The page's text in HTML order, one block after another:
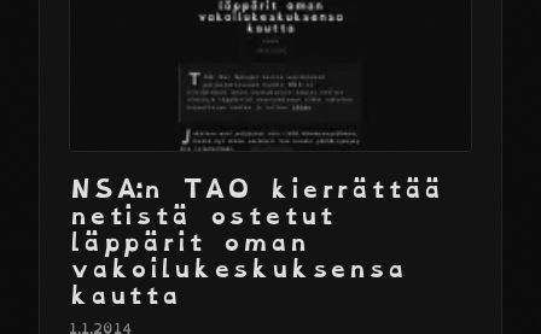
NSA:n TAO kierrättää
netistä ostetut
läppärit oman
vakoilukeskuksensa
kautta
1.1.2014